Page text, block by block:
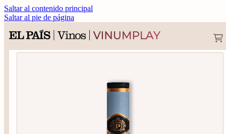
Saltar al contenido principal
Saltar al pie de página